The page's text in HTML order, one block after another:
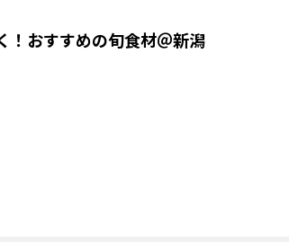
！おすすめの旬食材＠新潟